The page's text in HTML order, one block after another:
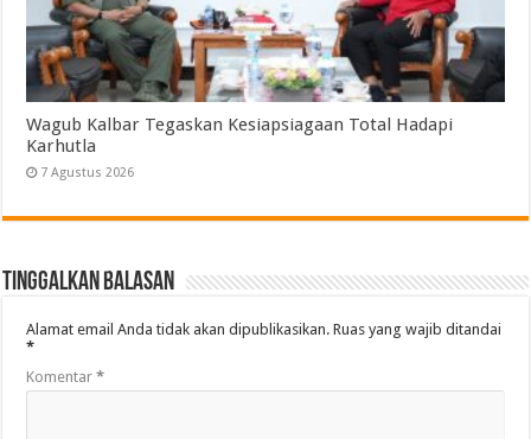
Wagub Kalbar Tegaskan Kesiapsiagaan Total Hadapi
Karhutla
7 Agustus 2026
Tinggalkan Balasan
Alamat email Anda tidak akan dipublikasikan. Ruas yang wajib ditandai
*
Komentar*